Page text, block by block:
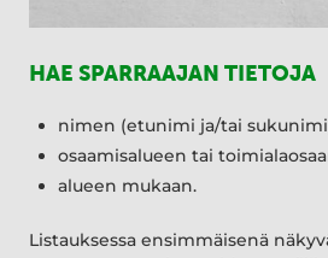
HAE SPARRAAJAN TIETOJA
nimen (etunimi ja/tai
osaamisalueen tai
alueen mukaan.
Listauksessa ensimmäisenä